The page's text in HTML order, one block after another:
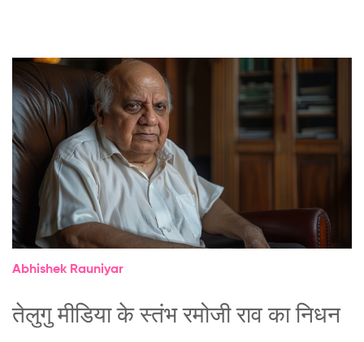
Abhishek Rauniyar
तेलुगु मीडिया के स्तंभ रमोजी राव का निधन